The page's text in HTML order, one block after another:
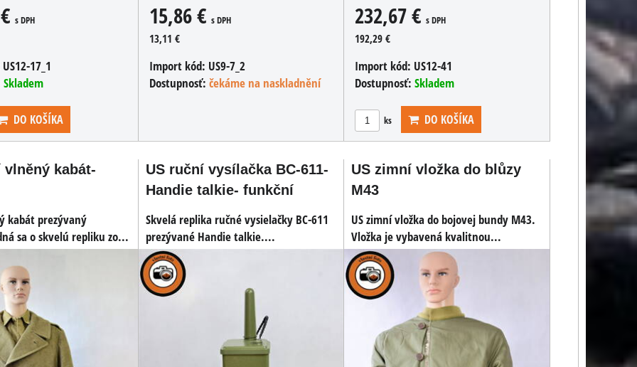
s DPH
US12-17_1
Skladem
DO KOŠÍKA
15,86 € s DPH
13,11 €
Import kód: US9-7_2
Dostupnosť: čekáme na naskladnění
232,67 €s DPH
192,29 €
Import kód: US12-41
Dostupnosť:Skladem
ks DO KOŠÍKA
vlněný kabát-
kabát prezývaný
sa o skvelú repliku zo...
US ruční vysílačka BC-611-
Handie talkie- funkční
Skvelá replika ručné vysielačky BC-611
prezývané Handie talkie....
US zimní vložka do blůzy
M43
US zimní vložka do bojovej bundy M43.
Vložka je vybavená kvalitnou...